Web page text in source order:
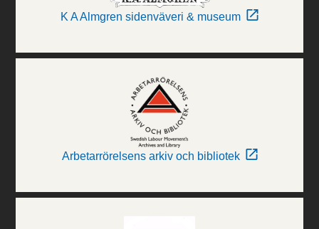
K A Almgren sidenväveri & museum
Arbetarrörelsens arkiv och bibliotek